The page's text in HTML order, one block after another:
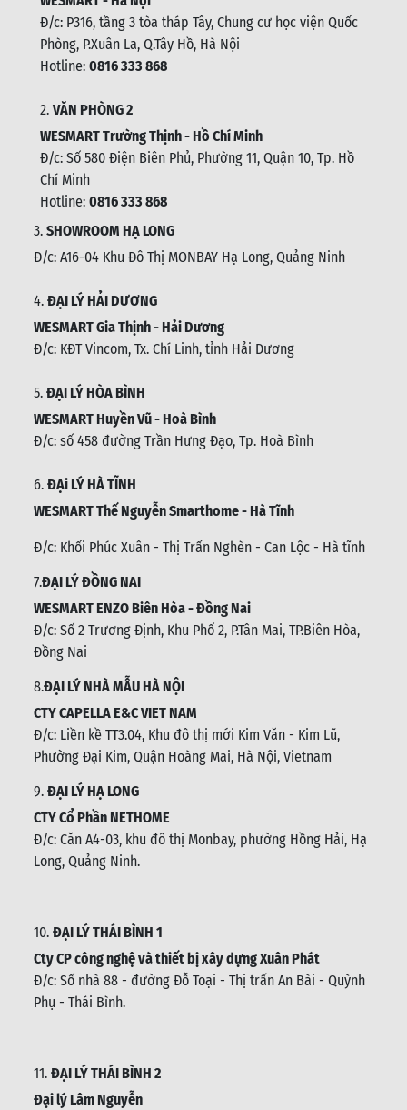
Đ/c: P316, tầng 3 tòa tháp Tây, Chung cư học viện Quốc
Phòng, P.Xuân La, Q.Tây Hồ, Hà Nội
Hotline: 0816 333 868
2. VĂN PHÒNG 2
WESMART Trường Thịnh - Hồ Chí Minh
Đ/c: Số 580 Điện Biên Phủ, Phường 11, Quận 10, Tp. Hồ
Chí Minh
Hotline: 0816 333 868
3. SHOWROOM HẠ LONG
Đ/c: A16-04 Khu Đô Thị MONBAY Hạ Long, Quảng Ninh
4. ĐẠI LÝ HẢI DƯƠNG
WESMART Gia Thịnh - Hải Dương
Đ/c: KĐT Vincom, Tx. Chí Linh, tỉnh Hải Dương
5. ĐẠI LÝ HÒA BÌNH
WESMART Huyền Vũ - Hoà Bình
Đ/c: số 458 đường Trần Hưng Đạo, Tp. Hoà Bình
6. ĐẠi LÝ HÀ TĨNH
WESMART Thế Nguyễn Smarthome - Hà Tĩnh
Đ/c: Khối Phúc Xuân - Thị Trấn Nghèn - Can Lộc - Hà tĩnh
7.ĐẠI LÝ ĐỒNG NAI
WESMART ENZO Biên Hòa - Đồng Nai
Đ/c: Số 2 Trương Định, Khu Phố 2, P.Tân Mai, TP.Biên Hòa,
Đồng Nai
8.ĐẠI LÝ NHÀ MẪU HÀ NỘI
CTY CAPELLA E&C VIET NAM
Đ/c: Liền kề TT3.04, Khu đô thị mới Kim Văn - Kim Lũ,
Phường Đại Kim, Quận Hoàng Mai, Hà Nội, Vietnam
9. ĐẠI LÝ HẠ LONG
CTY Cổ Phần NETHOME
Đ/c: Căn A4-03, khu đô thị Monbay, phường Hồng Hải, Hạ
Long, Quảng Ninh.
10. ĐẠI LÝ THÁI BÌNH 1
Cty CP công nghệ và thiết bị xây dựng Xuân Phát
Đ/c: Số nhà 88 - đường Đỗ Toại - Thị trấn An Bài - Quỳnh
Phụ - Thái Bình.
11. ĐẠI LÝ THÁI BÌNH 2
Đại lý Lâm Nguyễn